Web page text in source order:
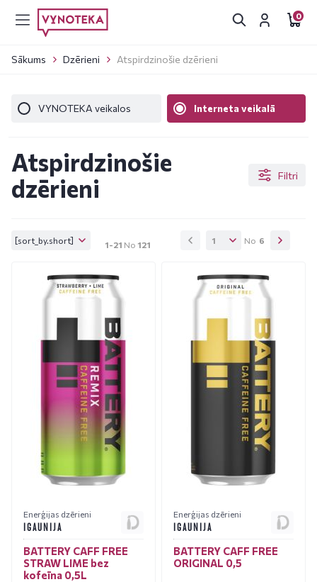
0
Sākums Dzērieni Atspirdzinošie dzērieni
VYNOTEKA veikalos Interneta veikalā
Atspirdzinošie
dzērieni
Filtri
[sort_by.short] 1 No 6
1-21 No 121
Enerģijas dzērieni
IGAUNIJA
BATTERY CAFF FREE
STRAW LIME bez
kofeīna 0,5L
Enerģijas dzērieni
IGAUNIJA
BATTERY CAFF FREE
ORIGINAL 0,5